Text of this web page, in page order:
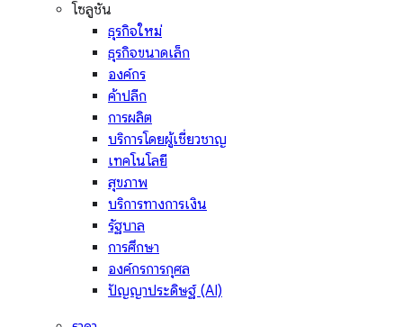
โซลูชัน
ธุรกิจใหม่
ธุรกิจขนาดเล็ก
องค์กร
ค้าปลีก
การผลิต
บริการโดยผู้เชี่ยวชาญ
เทคโนโลยี
สุขภาพ
บริการทางการเงิน
รัฐบาล
การศึกษา
องค์กรการกุศล
ปัญญาประดิษฐ์ (AI)